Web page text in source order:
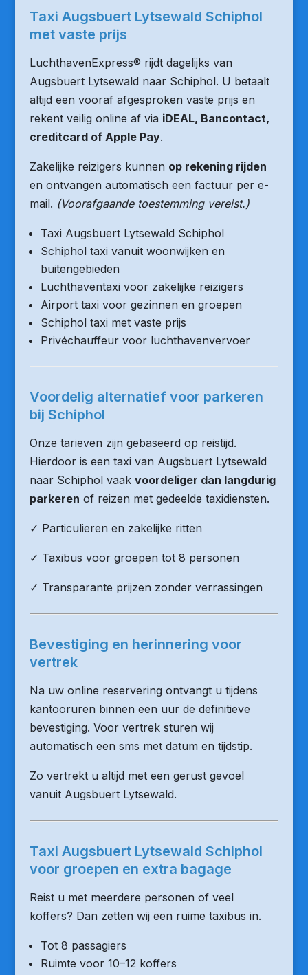
Taxi Augsbuert Lytsewald Schiphol
met vaste prijs
LuchthavenExpress® rijdt dagelijks van
Augsbuert Lytsewald naar Schiphol. U betaalt
altijd een vooraf afgesproken vaste prijs en
rekent veilig online af via iDEAL, Bancontact,
creditcard of Apple Pay.
Zakelijke reizigers kunnen op rekening rijden
en ontvangen automatisch een factuur per e-
mail. (Voorafgaande toestemming vereist.)
Taxi Augsbuert Lytsewald Schiphol
Schiphol taxi vanuit woonwijken en
buitengebieden
Luchthaventaxi voor zakelijke reizigers
Airport taxi voor gezinnen en groepen
Schiphol taxi met vaste prijs
Privéchauffeur voor luchthavenvervoer
Voordelig alternatief voor parkeren
bij Schiphol
Onze tarieven zijn gebaseerd op reistijd.
Hierdoor is een taxi van Augsbuert Lytsewald
naar Schiphol vaak voordeliger dan langdurig
parkeren of reizen met gedeelde taxidiensten.
✓ Particulieren en zakelijke ritten
✓ Taxibus voor groepen tot 8 personen
✓ Transparante prijzen zonder verrassingen
Bevestiging en herinnering voor
vertrek
Na uw online reservering ontvangt u tijdens
kantooruren binnen een uur de definitieve
bevestiging. Voor vertrek sturen wij
automatisch een sms met datum en tijdstip.
Zo vertrekt u altijd met een gerust gevoel
vanuit Augsbuert Lytsewald.
Taxi Augsbuert Lytsewald Schiphol
voor groepen en extra bagage
Reist u met meerdere personen of veel
koffers? Dan zetten wij een ruime taxibus in.
Tot 8 passagiers
Ruimte voor 10–12 koffers